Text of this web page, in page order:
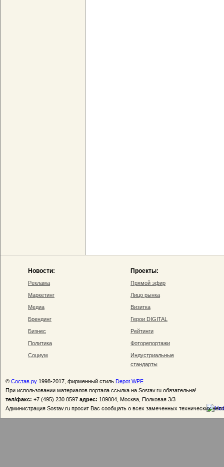
Новости:
Реклама
Маркетинг
Медиа
Брендинг
Бизнес
Политика
Социум
Проекты:
Прямой эфир
Лицо рынка
Визитка
Герои DIGITAL
Рейтинги
Фоторепортажи
Индустриальные
стандарты
© Состав.ру 1998-2017, фирменный стиль Depot WPF
При использовании материалов портала ссылка на Sostav.ru обязательна!
тел/факс: +7 (495) 230 0597 адрес: 109004, Москва, Полковая 3/3
Администрация Sostav.ru просит Вас сообщать о всех замеченных технических